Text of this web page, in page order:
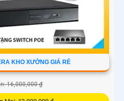
KHO XƯỞNG GIÁ RẺ
16,000,000 ₫